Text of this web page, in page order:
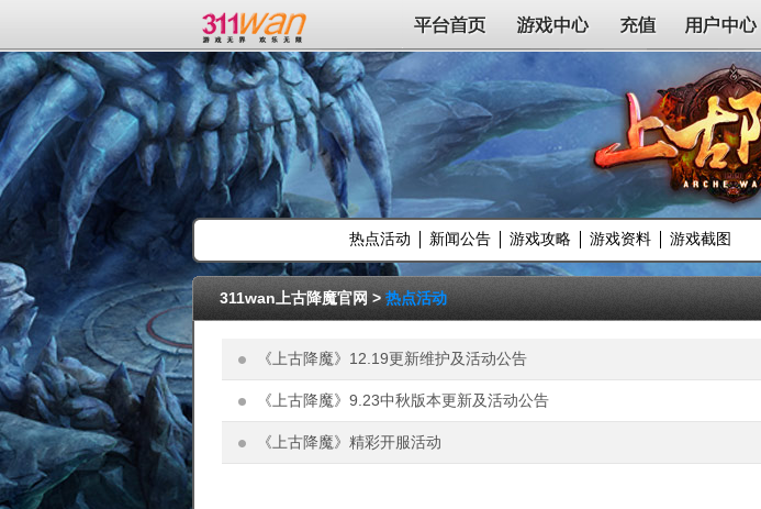
311wan平台 平台首页 游戏中心 充值 用户中心
热点活动 新闻公告 游戏攻略 游戏资料 游戏截图
311wan上古降魔官网>热点活动
《上古降魔》12.19更新维护及活动公告
《上古降魔》9.23中秋版本更新及活动公告
《上古降魔》精彩开服活动